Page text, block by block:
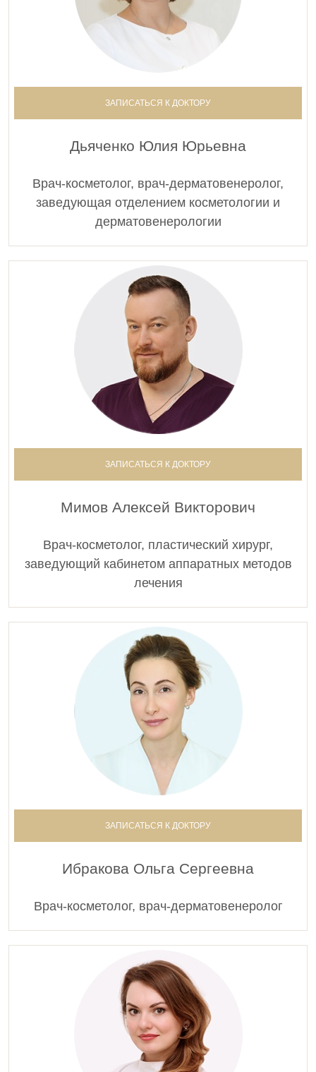
ЗАПИСАТЬСЯ К ДОКТОРУ
Дьяченко Юлия Юрьевна
Врач-косметолог, врач-дерматовенеролог,
заведующая отделением косметологии и
дерматовенерологии
ЗАПИСАТЬСЯ К ДОКТОРУ
Мимов Алексей Викторович
Врач-косметолог, пластический хирург,
заведующий кабинетом аппаратных методов
лечения
ЗАПИСАТЬСЯ К ДОКТОРУ
Ибракова Ольга Сергеевна
Врач-косметолог, врач-дерматовенеролог